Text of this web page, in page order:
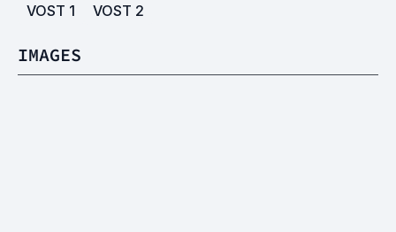
VOST 1 VOST 2
IMAGES